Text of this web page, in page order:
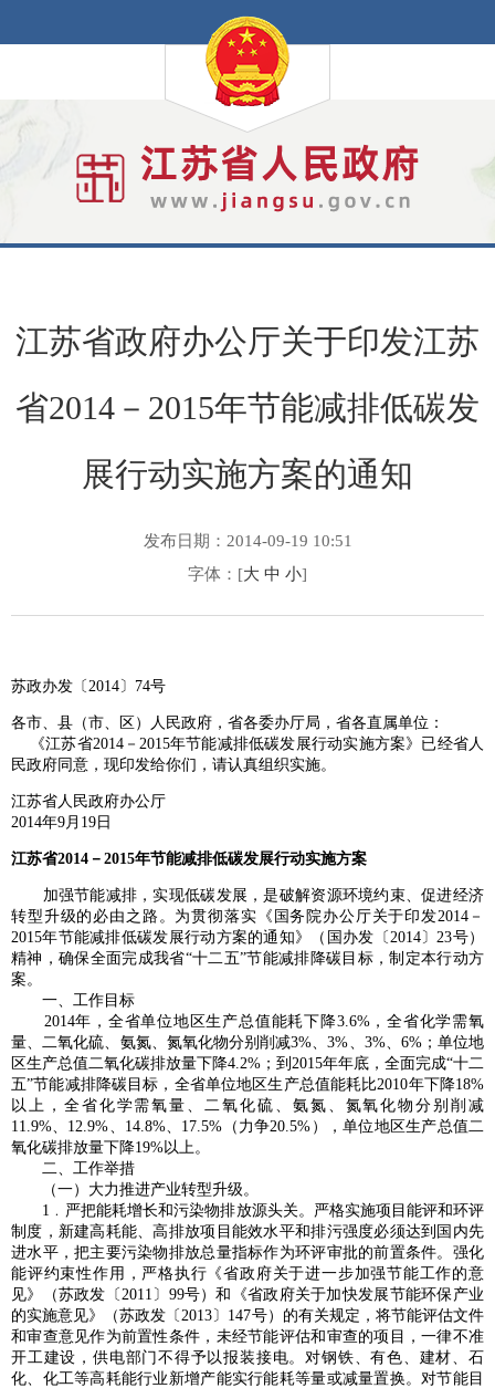
江苏省政府办公厅关于印发江苏
省2014－2015年节能减排低碳发
展行动实施方案的通知
发布日期：2014-09-19 10:51
字体：[大 中 小]
苏政办发〔2014〕74号
各市、县（市、区）人民政府，省各委办厅局，省各直属单位：
《江苏省2014－2015年节能减排低碳发展行动实施方案》已经省人
民政府同意，现印发给你们，请认真组织实施。
江苏省人民政府办公厅
2014年9月19日
江苏省2014－2015年节能减排低碳发展行动实施方案
加强节能减排，实现低碳发展，是破解资源环境约束、促进经济
转型升级的必由之路。为贯彻落实《国务院办公厅关于印发2014－
2015年节能减排低碳发展行动方案的通知》（国办发〔2014〕23号）
精神，确保全面完成我省“十二五”节能减排降碳目标，制定本行动方
案。
一、工作目标
2014年，全省单位地区生产总值能耗下降3.6%，全省化学需氧
量、二氧化硫、氨氮、氮氧化物分别削减3%、3%、3%、6%；单位地
区生产总值二氧化碳排放量下降4.2%；到2015年年底，全面完成“十二
五”节能减排降碳目标，全省单位地区生产总值能耗比2010年下降18%
以上，全省化学需氧量、二氧化硫、氨氮、氮氧化物分别削减
11.9%、12.9%、14.8%、17.5%（力争20.5%），单位地区生产总值二
氧化碳排放量下降19%以上。
二、工作举措
（一）大力推进产业转型升级。
1﹒严把能耗增长和污染物排放源头关。严格实施项目能评和环评
制度，新建高耗能、高排放项目能效水平和排污强度必须达到国内先
进水平，把主要污染物排放总量指标作为环评审批的前置条件。强化
能评约束性作用，严格执行《省政府关于进一步加强节能工作的意
见》（苏政发〔2011〕99号）和《省政府关于加快发展节能环保产业
的实施意见》（苏政发〔2013〕147号）的有关规定，将节能评估文件
和审查意见作为前置性条件，未经节能评估和审查的项目，一律不准
开工建设，供电部门不得予以报装接电。对钢铁、有色、建材、石
化、化工等高耗能行业新增产能实行能耗等量或减量置换。对节能目